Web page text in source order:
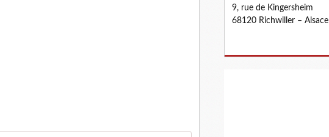
9, rue de Kingersheim
68120 Richwiller – Alsace